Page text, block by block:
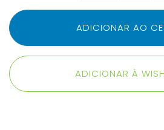
ADICIONAR À
ADICIONAR AO